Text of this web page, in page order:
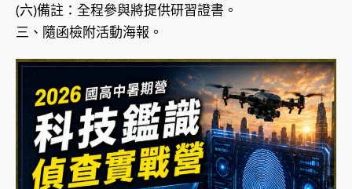
(六)備註：全程參與將提供研習證書。
三、隨函檢附活動海報。